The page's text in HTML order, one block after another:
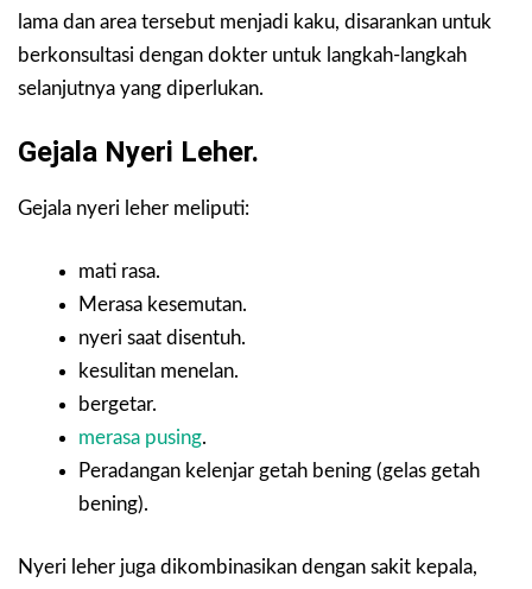
lama dan area tersebut menjadi kaku, disarankan untuk
berkonsultasi dengan dokter untuk langkah-langkah
selanjutnya yang diperlukan.
Gejala Nyeri Leher.
Gejala nyeri leher meliputi:
mati rasa.
Merasa kesemutan.
nyeri saat disentuh.
kesulitan menelan.
bergetar.
merasa pusing.
Peradangan kelenjar getah bening (gelas getah
bening).
Nyeri leher juga dikombinasikan dengan sakit kepala,